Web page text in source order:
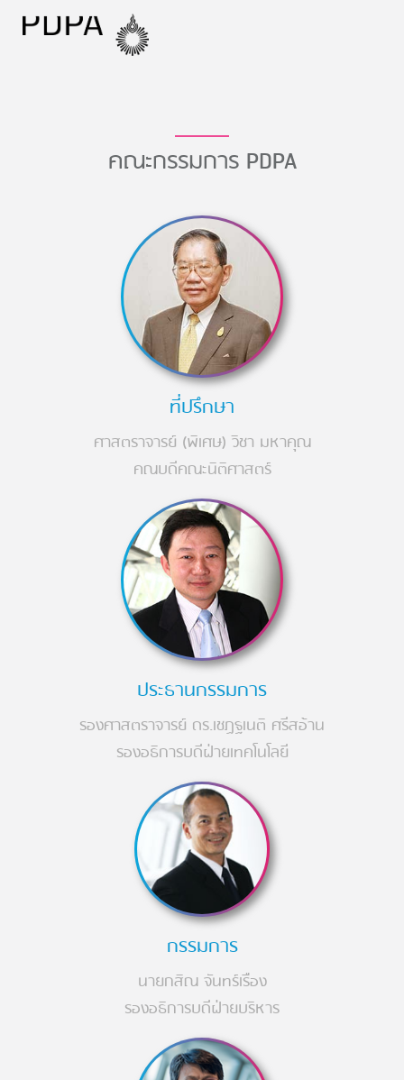
คณะกรรมการ PDPA
ที่ปรึกษา
ศาสตราจารย์ (พิเศษ) วิชา มหาคุณ
คณบดีคณะนิติศาสตร์
ประธานกรรมการ
รองศาสตราจารย์ ดร.เชฏฐเนติ ศรีสอ้าน
รองอธิการบดีฝ่ายเทคโนโลยี
กรรมการ
นายกสิณ จันทร์เรือง
รองอธิการบดีฝ่ายบริหาร